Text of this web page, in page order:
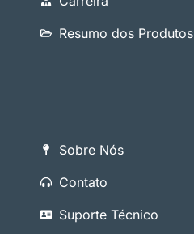
Resumo dos Produtos
Sobre Nós
Contato
Suporte Técnico